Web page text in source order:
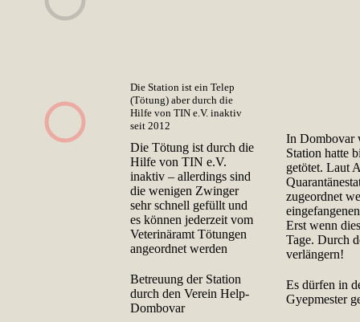
Die Station ist ein Telep
(Tötung) aber durch die
Hilfe von TIN e.V. inaktiv
seit 2012
Die Tötung ist durch die
Hilfe von TIN e.V.
inaktiv – allerdings sind
die wenigen Zwinger
sehr schnell gefüllt und
es können jederzeit vom
Veterinäramt Tötungen
angeordnet werden
Betreuung der Station
durch den Verein Help-
Dombovar
In Dombovar
Station hatte
getötet. Laut
zugeordnet
Erst wenn
Tage. Durch
verlängern!
Es dürfen in
Gyepmester